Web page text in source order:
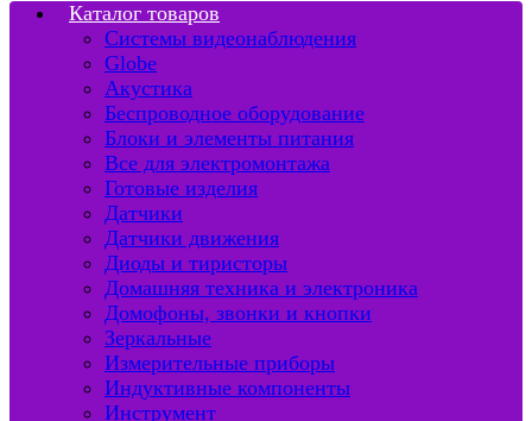
Каталог товаров
Системы видеонаблюдения
Globe
Акустика
Беспроводное оборудование
Блоки и элементы питания
Все для электромонтажа
Готовые изделия
Датчики
Датчики движения
Диоды и тиристоры
Домашняя техника и электроника
Домофоны, звонки и кнопки
Зеркальные
Измерительные приборы
Индуктивные компоненты
Инструмент